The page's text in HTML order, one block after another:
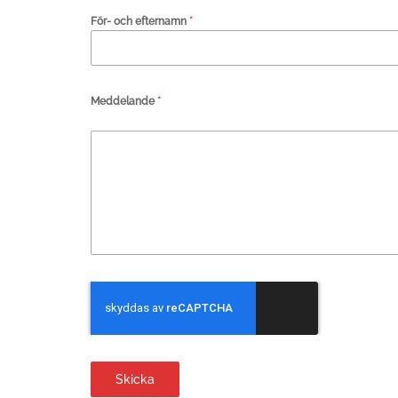
För- och efternamn *
Meddelande*
Skicka